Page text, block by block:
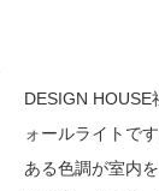
DESIGN
ォールライトで
ある色調が室内